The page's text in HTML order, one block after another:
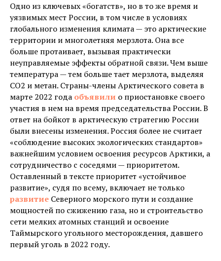
Одно из ключевых «богатств», но в то же время и
уязвимых мест России, в том числе в условиях
глобального изменения климата — это арктические
территории и многолетняя мерзлота. Она все
больше протаивает, вызывая практически
неуправляемые эффекты обратной связи. Чем выше
температура — тем больше тает мерзлота, выделяя
СО2 и метан. Страны-члены Арктического совета в
марте 2022 года объявили о приостановке своего
участия в нем на время председательства России. В
ответ на бойкот в арктическую стратегию России
были внесены изменения. Россия более не считает
«соблюдение высоких экологических стандартов»
важнейшим условием освоения ресурсов Арктики, а
сотрудничество с соседями — приоритетом.
Оставленный в тексте приоритет «устойчивое
развитие», судя по всему, включает не только
развитие Северного морского пути и создание
мощностей по сжижению газа, но и строительство
сети мелких атомных станций и освоение
Таймырского угольного месторождения, давшего
первый уголь в 2022 году.